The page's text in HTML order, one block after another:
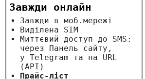
Завжди онлайн
Завжди в моб.мережі
Виділена SIM
Миттєвий доступ до SMS:
через Панель сайту,
у Telegram та на URL
(API)
Прайс-ліст